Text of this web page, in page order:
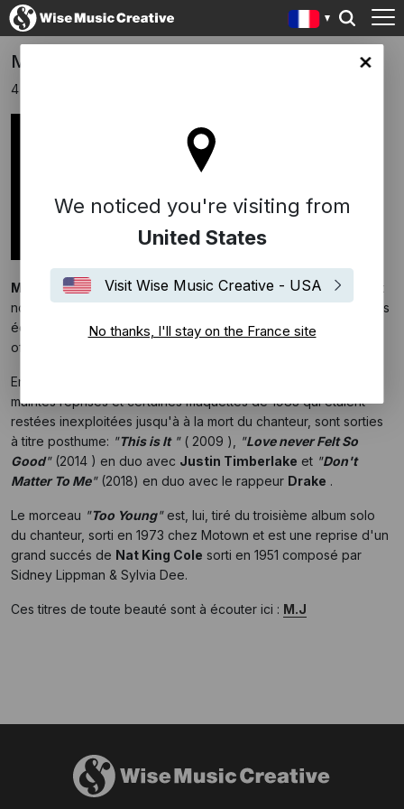
site
We noticed you're visiting from
United States
Visit Wise Music Creative - USA
No thanks, I'll stay on the France site
Michael Jackson
4 octobre 2018
Michael Jacksonaurait eu 60 ans le 29 septembre dernier et
nous sommes fiers de compter parmi nos nombreux catalogues
éditoriaux, des œuvres interprétées ou co-écrites par le King
of Pop .
En effet,
maintes reprises et certaines maquettes de 1983 qui étaient
restées inexploitées jusqu'à à la mort du chanteur, sont sorties
à titre posthume: "This is It"( 2009 ), "Love never Felt So
Good"(2014 ) en duo avec Justin Timberlake et "Don't
Matter To Me"(2018) en duo avec le rappeur Drake .
Le morceau "Too Young"est, lui, tiré du troisième album solo
du chanteur, sorti en 1973 chez Motown et est une reprise d'un
grand succés de Nat King Cole sorti en 1951 composé par
Sidney Lippman & Sylvia Dee.
Ces titres de toute beauté sont à écouter ici : M.J